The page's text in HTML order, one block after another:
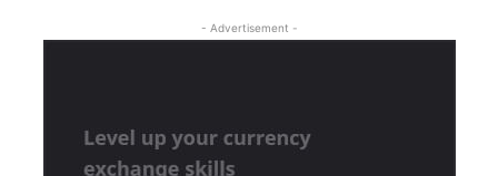
- Advertisement -